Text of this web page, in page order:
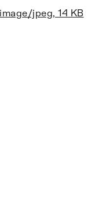
image/jpeg, 14 KB